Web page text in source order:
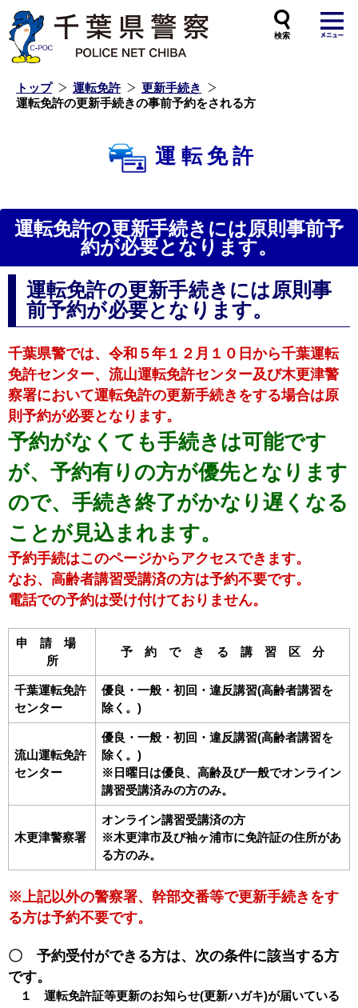
トップ 運転免許
更新手続き
運転免許の更新手続きの事前予約をされる方
運転免許
運転免許の更新手続きには原則事前予
約が必要となります。
運転免許の更新手続きには原則事
前予約が必要となります。
千葉県警では、令和５年１２月１０日から千葉運転
免許センター、流山運転免許センター及び木更津警
察署において運転免許の更新手続きをする場合は原
則予約が必要となります。
予約がなくても手続きは可能です
が、予約有りの方が優先となります
ので、手続き終了がかなり遅くなる
ことが見込まれます。
予約手続はこのページからアクセスできます。
なお、高齢者講習受講済の方は予約不要です。
電話での予約は受け付けておりません。
申 請 場
所
予 約 で き る 講 習 区 分
千葉運転免許
センター
優良・一般・初回・違反講習(高齢者講習を
除く。)
流山運転免許
センター
優良・一般・初回・違反講習(高齢者講習を
除く。)
※日曜日は優良、高齢及び一般でオンライン
講習受講済みの方のみ。
木更津警察署
オンライン講習受講済の方
※木更津市及び袖ヶ浦市に免許証の住所があ
る方のみ。
※上記以外の警察署、幹部交番等で更新手続きをす
る方は予約不要です。
〇 予約受付ができる方は、次の条件に該当する方
です。
１ 運転免許証等更新のお知らせ(更新ハガキ)が届いている